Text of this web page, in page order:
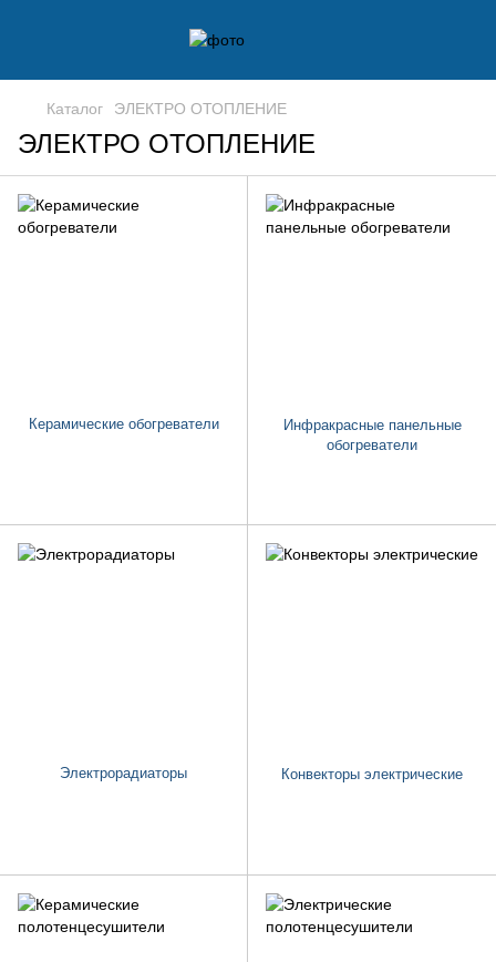
Каталог ЭЛЕКТРО ОТОПЛЕНИЕ
ЭЛЕКТРО ОТОПЛЕНИЕ
Керамические обогреватели
Инфракрасные панельные
обогреватели
Электрорадиаторы Конвекторы электрические